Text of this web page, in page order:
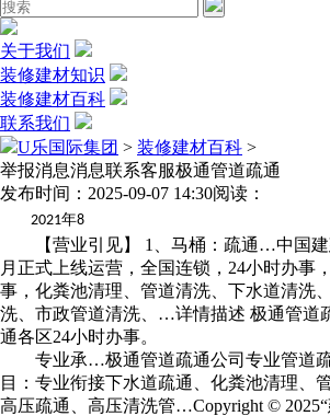
关于我们
装修建材知识
装修建材百科
联系我们
U乐国际集团 > 装修建材百科 >
举报消息消息联系客服极通管道疏通
发布时间：2025-09-07 14:30阅读：
2021年8
【营业引见】 1、马桶：疏通…中国建
月正式上线运营，全国连锁，24小时办事
事，化粪池清理、管道清洗、下水道清洗
洗、市政管道清洗、…详情描述 极通管道
通各区24小时办事。
专业承…极通管道疏通公司专业管道疏
目：专业衔接下水道疏通、化粪池清理、
高压疏通、高压清洗管…Copyright ©